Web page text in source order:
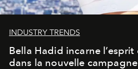
INDUSTRY TRENDS
Bella Hadid incarne l’esprit
dans la nouvelle